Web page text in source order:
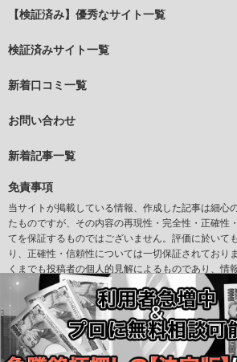
【検証済み】優秀なサイト一覧
検証済みサイト一覧
新着口コミ一覧
お問い合わせ
新着記事一覧
免責事項
当サイトが掲載している情報、作成した記事は細心
たものですが、その内容の再現性・完全性・正確性
てを保証するものではございません。評価に於いて
り、正確性・信頼性については一切保証されており
くまでも投稿者の個人的見解によるものであり、情
確性については一切保証されておりません。また当
るサイトについて、その掲載情報の正確性、合法性
はありません。万一、リンク先サイトの利用につき
トは一切の責任を負いかねますので、利用者ご自身
い。